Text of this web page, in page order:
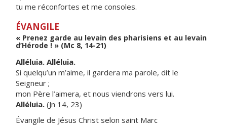
tu me réconfortes et me consoles.
ÉVANGILE
« Prenez garde au levain des pharisiens et au levain
d’Hérode ! » (Mc 8, 14-21)
Alléluia. Alléluia.
Si quelqu’un m’aime, il gardera ma parole, dit le
Seigneur ;
mon Père l’aimera, et nous viendrons vers lui.
Alléluia. (Jn 14, 23)
Évangile de Jésus Christ selon saint Marc